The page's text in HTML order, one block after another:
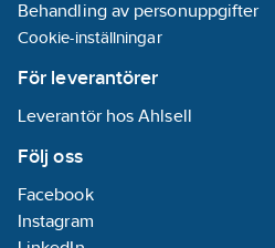
med tydliga
instruktioner.
fylla på.
synlig åtkomst till
användas med ett
-
Sårvårdsprodukterna
är snabba att ta ut ur
Behandling av personuppgifter
Cookie-inställningar
För leverantörer
Leverantör hos Ahlsell
Följ oss
Facebook
Instagram